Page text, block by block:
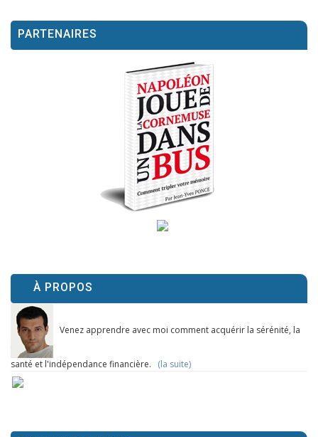
PARTENAIRES
À PROPOS
Venez apprendre avec moi comment acquérir la sérénité, la
santé et l'indépendance financière. (la suite)